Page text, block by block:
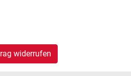
widerrufen